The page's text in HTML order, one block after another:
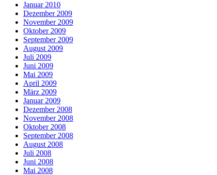
Januar 2010
Dezember 2009
November 2009
Oktober 2009
September 2009
August 2009
Juli 2009
Juni 2009
Mai 2009
April 2009
März 2009
Januar 2009
Dezember 2008
November 2008
Oktober 2008
September 2008
August 2008
Juli 2008
Juni 2008
Mai 2008